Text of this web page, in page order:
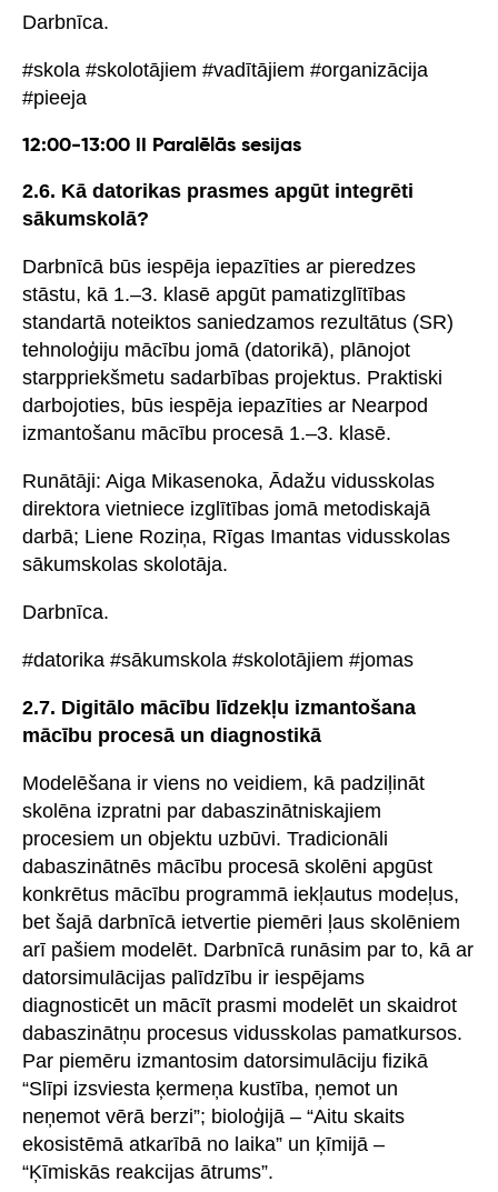
Darbnīca.
#skola #skolotājiem #vadītājiem #organizācija
#pieeja
12:00-13:00 II Paralēlās sesijas
2.6. Kā datorikas prasmes apgūt integrēti
sākumskolā?
Darbnīcā būs iespēja iepazīties ar pieredzes
stāstu, kā 1.–3. klasē apgūt pamatizglītības
standartā noteiktos saniedzamos rezultātus (SR)
tehnoloģiju mācību jomā (datorikā), plānojot
starppriekšmetu sadarbības projektus. Praktiski
darbojoties, būs iespēja iepazīties ar Nearpod
izmantošanu mācību procesā 1.–3. klasē.
Runātāji: Aiga Mikasenoka, Ādažu vidusskolas
direktora vietniece izglītības jomā metodiskajā
darbā; Liene Roziņa, Rīgas Imantas vidusskolas
sākumskolas skolotāja.
Darbnīca.
#datorika #sākumskola #skolotājiem #jomas
2.7. Digitālo mācību līdzekļu izmantošana
mācību procesā un diagnostikā
Modelēšana ir viens no veidiem, kā padziļināt
skolēna izpratni par dabaszinātniskajiem
procesiem un objektu uzbūvi. Tradicionāli
dabaszinātnēs mācību procesā skolēni apgūst
konkrētus mācību programmā iekļautus modeļus,
bet šajā darbnīcā ietvertie piemēri ļaus skolēniem
arī pašiem modelēt. Darbnīcā runāsim par to, kā ar
datorsimulācijas palīdzību ir iespējams
diagnosticēt un mācīt prasmi modelēt un skaidrot
dabaszinātņu procesus vidusskolas pamatkursos.
Par piemēru izmantosim datorsimulāciju fizikā
“Slīpi izsviesta ķermeņa kustība, ņemot un
neņemot vērā berzi”; bioloģijā – “Aitu skaits
ekosistēmā atkarībā no laika” un ķīmijā –
“Ķīmiskās reakcijas ātrums”.